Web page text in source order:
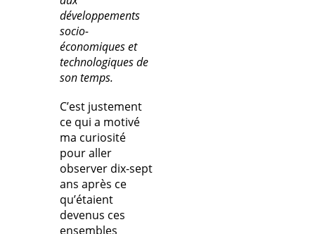
développements
socio-
économiques et
technologiques de
son temps.
C’est justement
ce qui a motivé
ma curiosité
pour aller
observer dix-sept
ans après ce
qu’étaient
devenus ces
ensembles